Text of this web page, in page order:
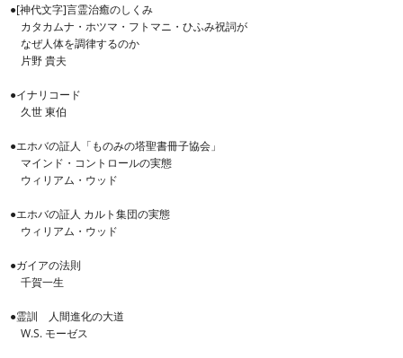
●[神代文字]言霊治癒のしくみ
カタカムナ・ホツマ・フトマニ・ひふみ祝詞が
なぜ人体を調律するのか
片野 貴夫
●イナリコード
久世 東伯
●エホバの証人「ものみの塔聖書冊子協会」
マインド・コントロールの実態
ウィリアム・ウッド
●エホバの証人 カルト集団の実態
ウィリアム・ウッド
●ガイアの法則
千賀一生
●霊訓 人間進化の大道
W.S. モーゼス